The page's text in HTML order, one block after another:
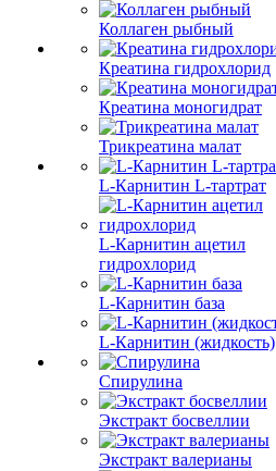
Коллаген рыбный
Креатина гидрохлорид
Креатина моногидрат
Трикреатина малат
L-Карнитин L-тартрат
L-Карнитин ацетил
гидрохлорид
L-Карнитин база
L-Карнитин (жидкость)
Спирулина
Экстракт босвеллии
Экстракт валерианы